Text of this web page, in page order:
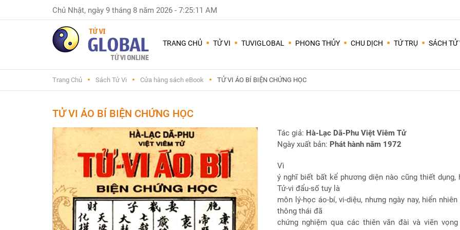
Chủ Nhật, ngày 9 tháng 8 năm 2026 - 7:25:12 AM
TRANG CHỦ TỬ VI TUVIGLOBAL PHONG THỦY CHU DỊCH TỨ TRỤ SÁCH TỬ
Trang Chủ Sách Tử Vi Cửa hàng sách eBook TỬ VI ÁO BÍ BIỆN CHỨNG HỌC
TỬ VI ÁO BÍ BIỆN CHỨNG HỌC
Tác giả: Hà-Lạc Dã-Phu Việt Viêm Tử
Ngày xuất bản: Phát hành năm 1972
Vì
ý nghĩ biết bất kể phương diện nào cũng thiết dụng,
Tử-vi đẩu-số tuy là
môn lý-học áo-bí, vi-diệu, nhưng ngày nay, hiển
thông thái đã
chứng nghiệm qua các thiên văn đài và viẽn
Dùng
Nam